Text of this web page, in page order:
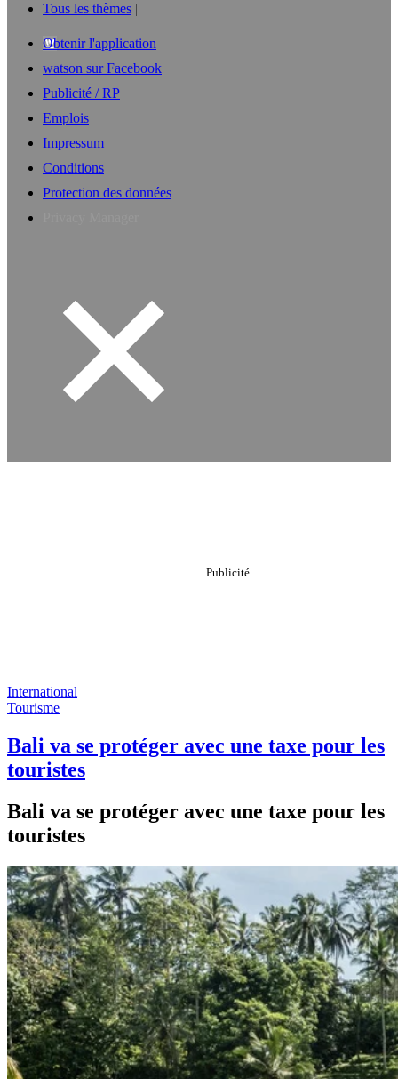
Tous les thèmes
Obtenir l'application
watson sur Facebook
Publicité / RP
Emplois
Impressum
Conditions
Protection des données
International
Tourisme
Bali va se protéger avec une taxe pour les
touristes
Bali va se protéger avec une taxe pour les
touristes